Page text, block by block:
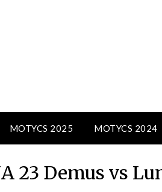
MOTYCS 2025 MOTYCS 2024
23 Demus vs